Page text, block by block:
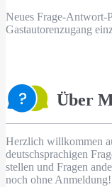
Neues Frage-Antwort-
Gastautorenzugang
Über
Herzlich willkommen
deutschsprachigen
stellen und Fragen
noch ohne Anmeldung!